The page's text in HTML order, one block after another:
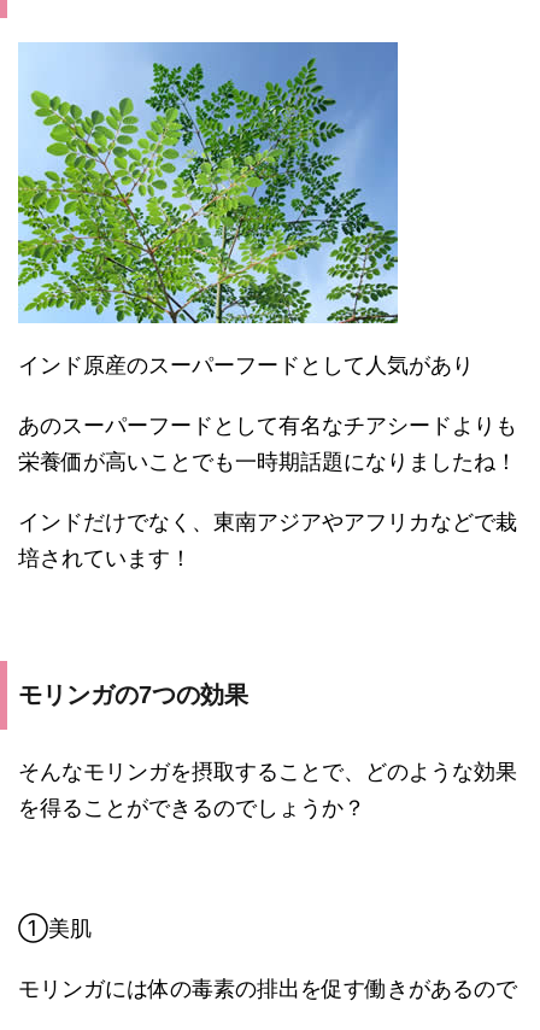
インド原産のスーパーフードとして人気があり
あのスーパーフードとして有名なチアシードよりも
栄養価が高いことでも一時期話題になりましたね！
インドだけでなく、東南アジアやアフリカなどで栽
培されています！
モリンガの7つの効果
そんなモリンガを摂取することで、どのような効果
を得ることができるのでしょうか？
①美肌
モリンガには体の毒素の排出を促す働きがあるので